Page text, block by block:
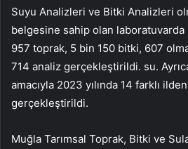
Suyu Analizleri ve Bitki Analizleri
belgesine sahip olan laboratuvarda
957 toprak, 5 bin 150 bitki, 607
714 analiz gerçekleştirildi. su.
amacıyla 2023 yılında 14 farklı
gerçekleştirildi.
Muğla Tarımsal Toprak, Bitki ve